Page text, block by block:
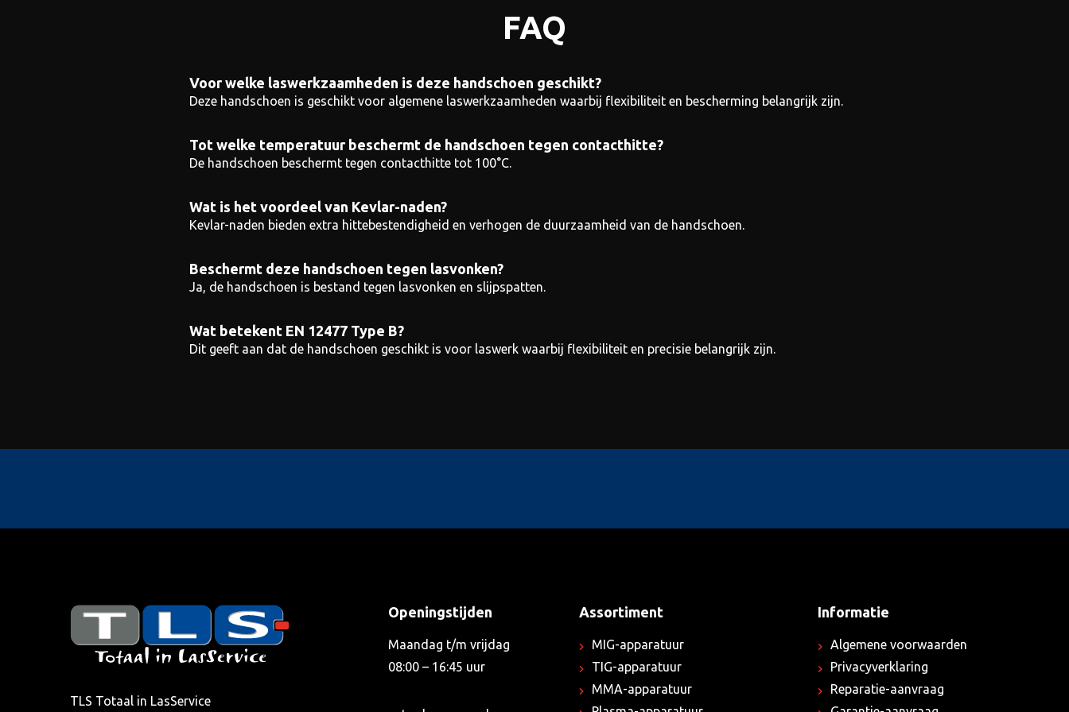
FAQ
Voor welke laswerkzaamheden is deze handschoen geschikt?
Deze handschoen is geschikt voor algemene laswerkzaamheden waarbij flexibiliteit en bescherming belangrijk zijn.
Tot welke temperatuur beschermt de handschoen tegen contacthitte?
De handschoen beschermt tegen contacthitte tot 100°C.
Wat is het voordeel van Kevlar-naden?
Kevlar-naden bieden extra hittebestendigheid en verhogen de duurzaamheid van de handschoen.
Beschermt deze handschoen tegen lasvonken?
Ja, de handschoen is bestand tegen lasvonken en slijpspatten.
Wat betekent EN 12477 Type B?
Dit geeft aan dat de handschoen geschikt is voor laswerk waarbij flexibiliteit en precisie belangrijk zijn.
TLS Totaal in LasService
Openingstijden
Maandag t/m vrijdag
08:00 – 16:45 uur
Assortiment
MIG-apparatuur
TIG-apparatuur
MMA-apparatuur
Informatie
Algemene voorwaarden
Privacyverklaring
Reparatie-aanvraag